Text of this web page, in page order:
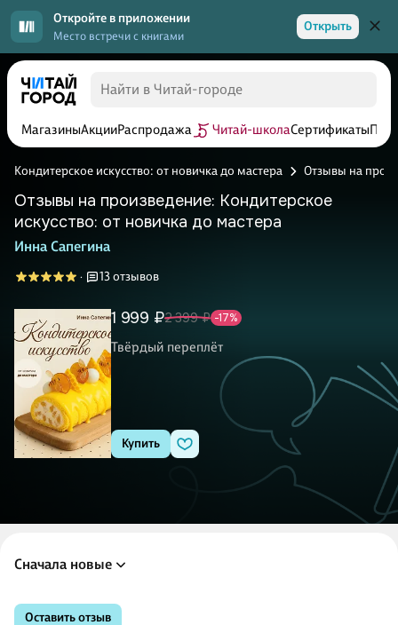
Откройте в приложении
Место встречи с книгами
Открыть
МагазиныАкцииРаспродажа Читай-школаСертификаты
Кондитерское искусство: от новичка до мастера Отзывы на
Отзывы на произведение: Кондитерское
искусство: от новичка до мастера
Инна Сапегина
· 13 отзывов
1 999 ₽2 399 ₽ -17%
Твёрдый переплёт
Купить
Сначала новые
Оставить отзыв